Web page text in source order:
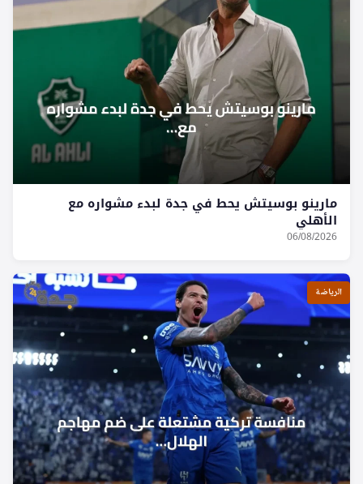
مارينو بوسيتش يحط في جدة لبدء مشواره مع
الأهلي
06/08/2026
الرياضة